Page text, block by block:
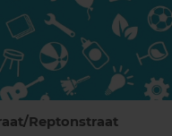
Reptonstraat